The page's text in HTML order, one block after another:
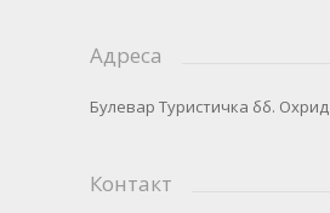
Адреса
Булевар Туристичка бб. Охрид
Контакт